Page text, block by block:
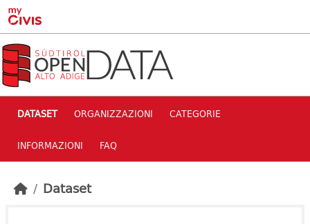
Skip to main content
DATASET ORGANIZZAZIONI CATEGORIE
INFORMAZIONI FAQ
Dataset